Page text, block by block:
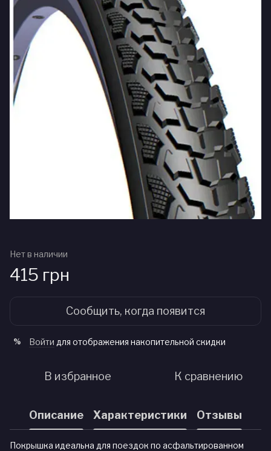
Нет в наличии
415 грн
Сообщить, когда появится
% Войти для отображения накопительной скидки
В избранное К сравнению
Описание Характеристики Отзывы
Покрышка идеальна для поездок по асфальтированном